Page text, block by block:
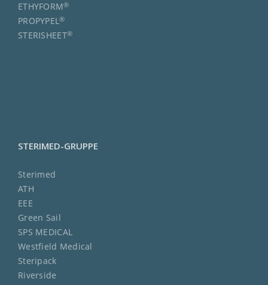
ETHYFORM®
PROPYPEL®
STERISHEET®
STERIMED-GRUPPE
Sterimed
ATH
EEE
Green Sail
SPS MEDICAL
Westfield Medical
Steripack
Riverside